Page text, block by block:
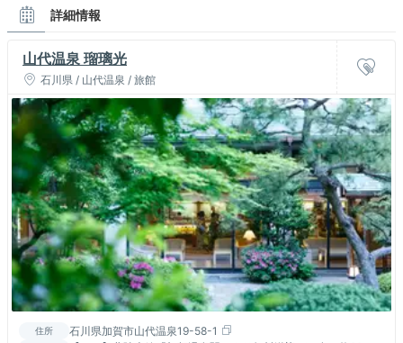
詳細情報
山代温泉 瑠璃光
石川県 / 山代温泉 / 旅館
住所 石川県加賀市山代温泉19-58-1